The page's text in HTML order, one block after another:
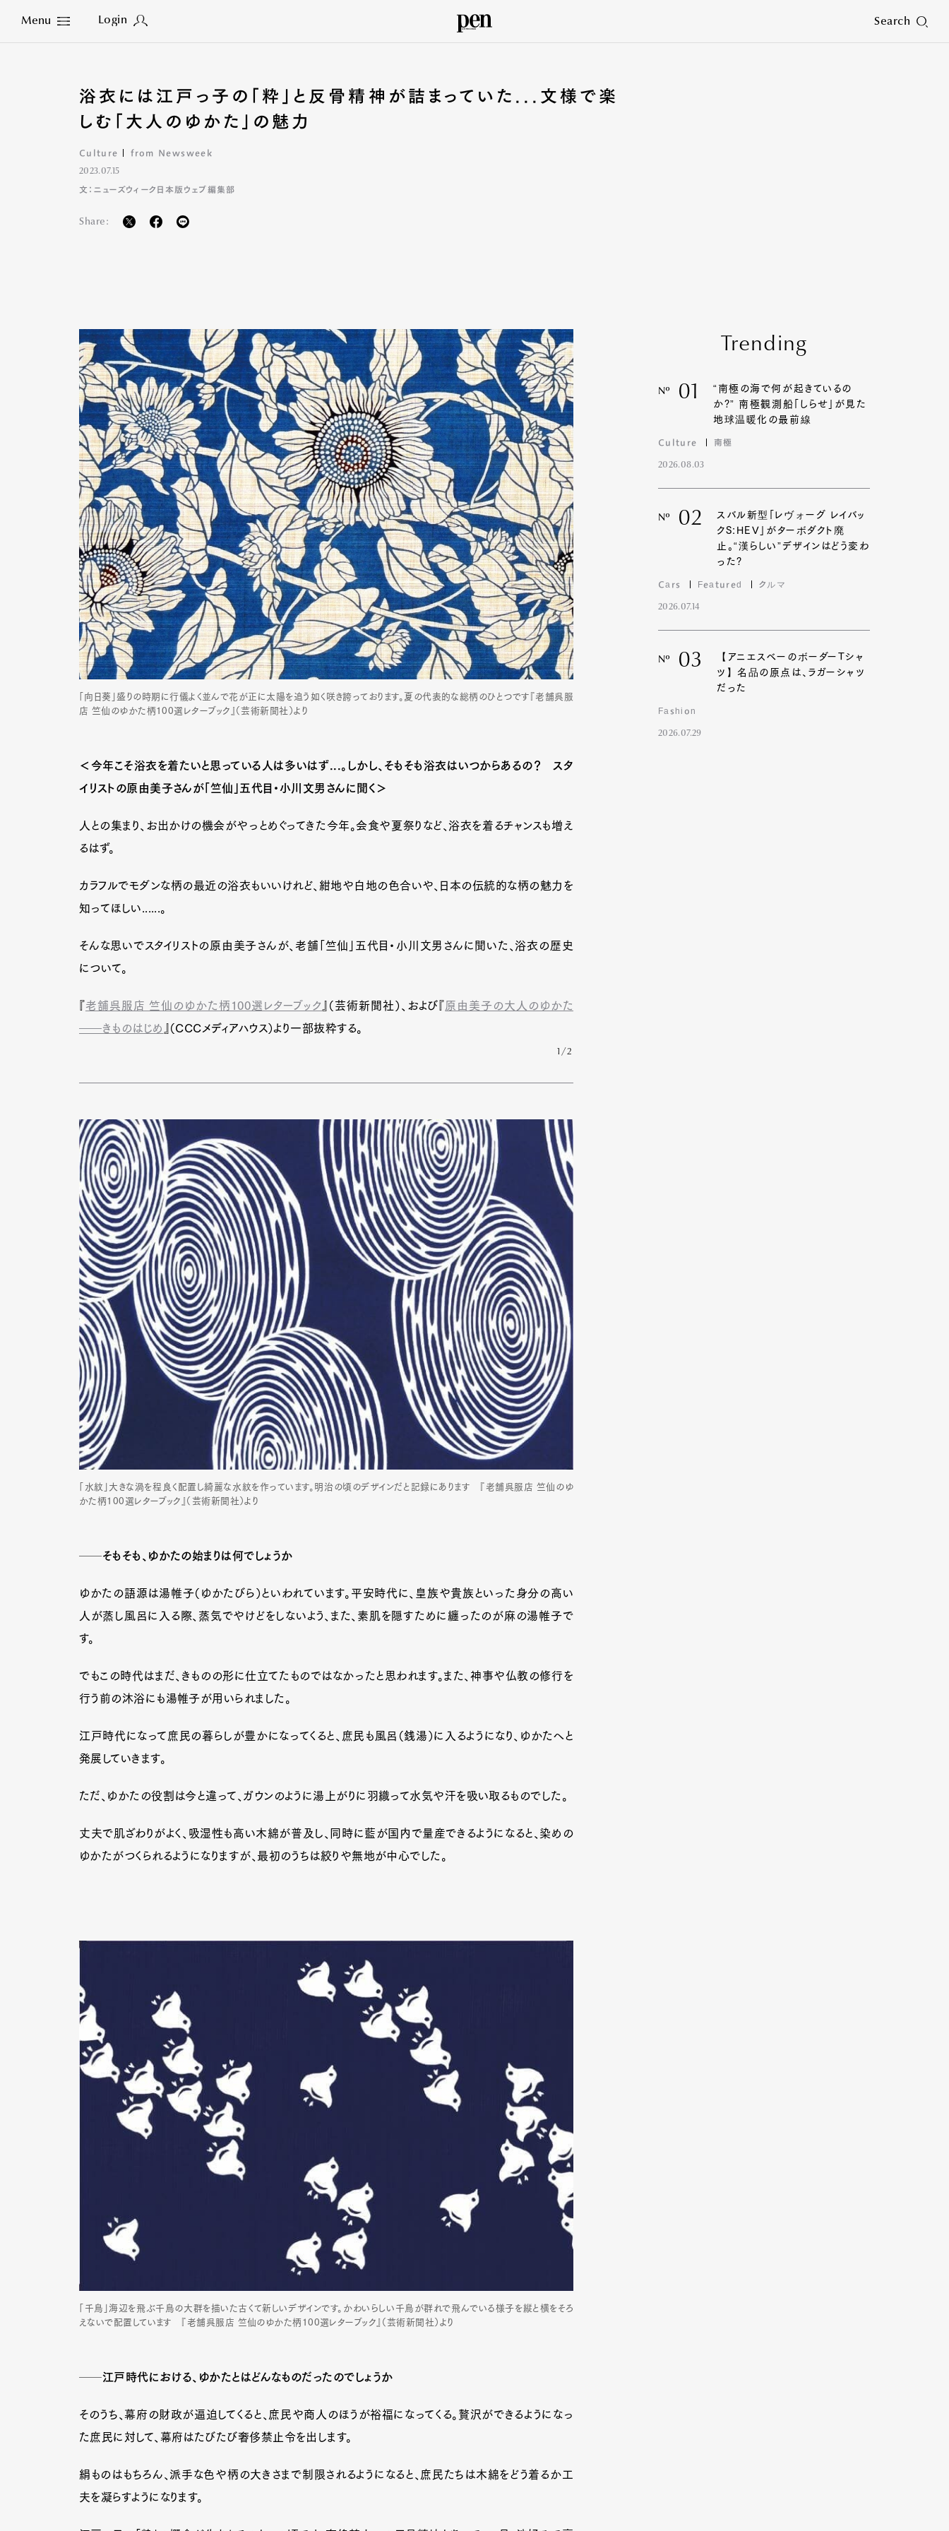
Menu Login Search
Close
浴衣には江戸っ子の「粋」と反骨精神が詰まっていた...文様で楽
しむ「大人のゆかた」の魅力
Culture from Newsweek
2023.07.15
文：ニューズウィーク日本版ウェブ編集部
Share:
「向日葵」盛りの時期に行儀よく並んで花が正に太陽を追う如く咲き誇っております。夏の代表的な総柄のひとつです『老舗呉服
店 竺仙のゆかた柄100選レターブック』（芸術新聞社）より
＜今年こそ浴衣を着たいと思っている人は多いはず...。しかし、そもそも浴衣はいつからあるの？ スタ
イリストの原由美子さんが「竺仙」五代目・小川文男さんに聞く＞
人との集まり、お出かけの機会がやっとめぐってきた今年。会食や夏祭りなど、浴衣を着るチャンスも増え
るはず。
カラフルでモダンな柄の最近の浴衣もいいけれど、紺地や白地の色合いや、日本の伝統的な柄の魅力を
知ってほしい......。
そんな思いでスタイリストの原由美子さんが、老舗「竺仙」五代目・小川文男さんに聞いた、浴衣の歴史
について。
『老舗呉服店 竺仙のゆかた柄100選レターブック 』（芸術新聞社）、および『原由美子の大人のゆかた
――きものはじめ
』（CCCメディアハウス）より一部抜粋する。
1/2
「水紋」大きな渦を程良く配置し綺麗な水紋を作っています。明治の頃のデザインだと記録にあります 『老舗呉服店 竺仙のゆ
かた柄100選レターブック』（芸術新聞社）より
──そもそも、ゆかたの始まりは何でしょうか
ゆかたの語源は湯帷子（ゆかたびら）といわれています。平安時代に、皇族や貴族といった身分の高い
人が蒸し風呂に入る際、蒸気でやけどをしないよう、また、素肌を隠すために纏ったのが麻の湯帷子で
す。
でもこの時代はまだ、きものの形に仕立てたものではなかったと思われます。また、神事や仏教の修行を
行う前の沐浴にも湯帷子が用いられました。
江戸時代になって庶民の暮らしが豊かになってくると、庶民も風呂（銭湯）に入るようになり、ゆかたへと
発展していきます。
ただ、ゆかたの役割は今と違って、ガウンのように湯上がりに羽織って水気や汗を吸い取るものでした。
丈夫で肌ざわりがよく、吸湿性も高い木綿が普及し、同時に藍が国内で量産できるようになると、染めの
ゆかたがつくられるようになりますが、最初のうちは絞りや無地が中心でした。
「千鳥」海辺を飛ぶ千鳥の大群を描いた古くて新しいデザインです。かわいらしい千鳥が群れで飛んでいる様子を縦と横をそろ
えないで配置しています 『老舗呉服店 竺仙のゆかた柄100選レターブック』（芸術新聞社）より
──江戸時代における、ゆかたとはどんなものだったのでしょうか
そのうち、幕府の財政が逼迫してくると、庶民や商人のほうが裕福になってくる。贅沢ができるようになっ
た庶民に対して、幕府はたびたび奢侈禁止令を出します。
絹ものはもちろん、派手な色や柄の大きさまで制限されるようになると、庶民たちは木綿をどう着るか工
夫を凝らすようになります。
Trending
Nº 01
“南極の海で何が起きているの
か?” 南極観測船「しらせ」が見た
地球温暖化の最前線
Culture 南極
2026.08.03
Nº 02
スバル新型「レヴォーグ レイバッ
クS:HEV」がターボダクト廃
止。“漢らしい”デザインはどう変わ
った?
Cars Featured クルマ
2026.07.14
Nº 03
【アニエスベーのボーダーTシャ
ツ】名品の原点は、ラガーシャツ
だった
Fashion
2026.07.29